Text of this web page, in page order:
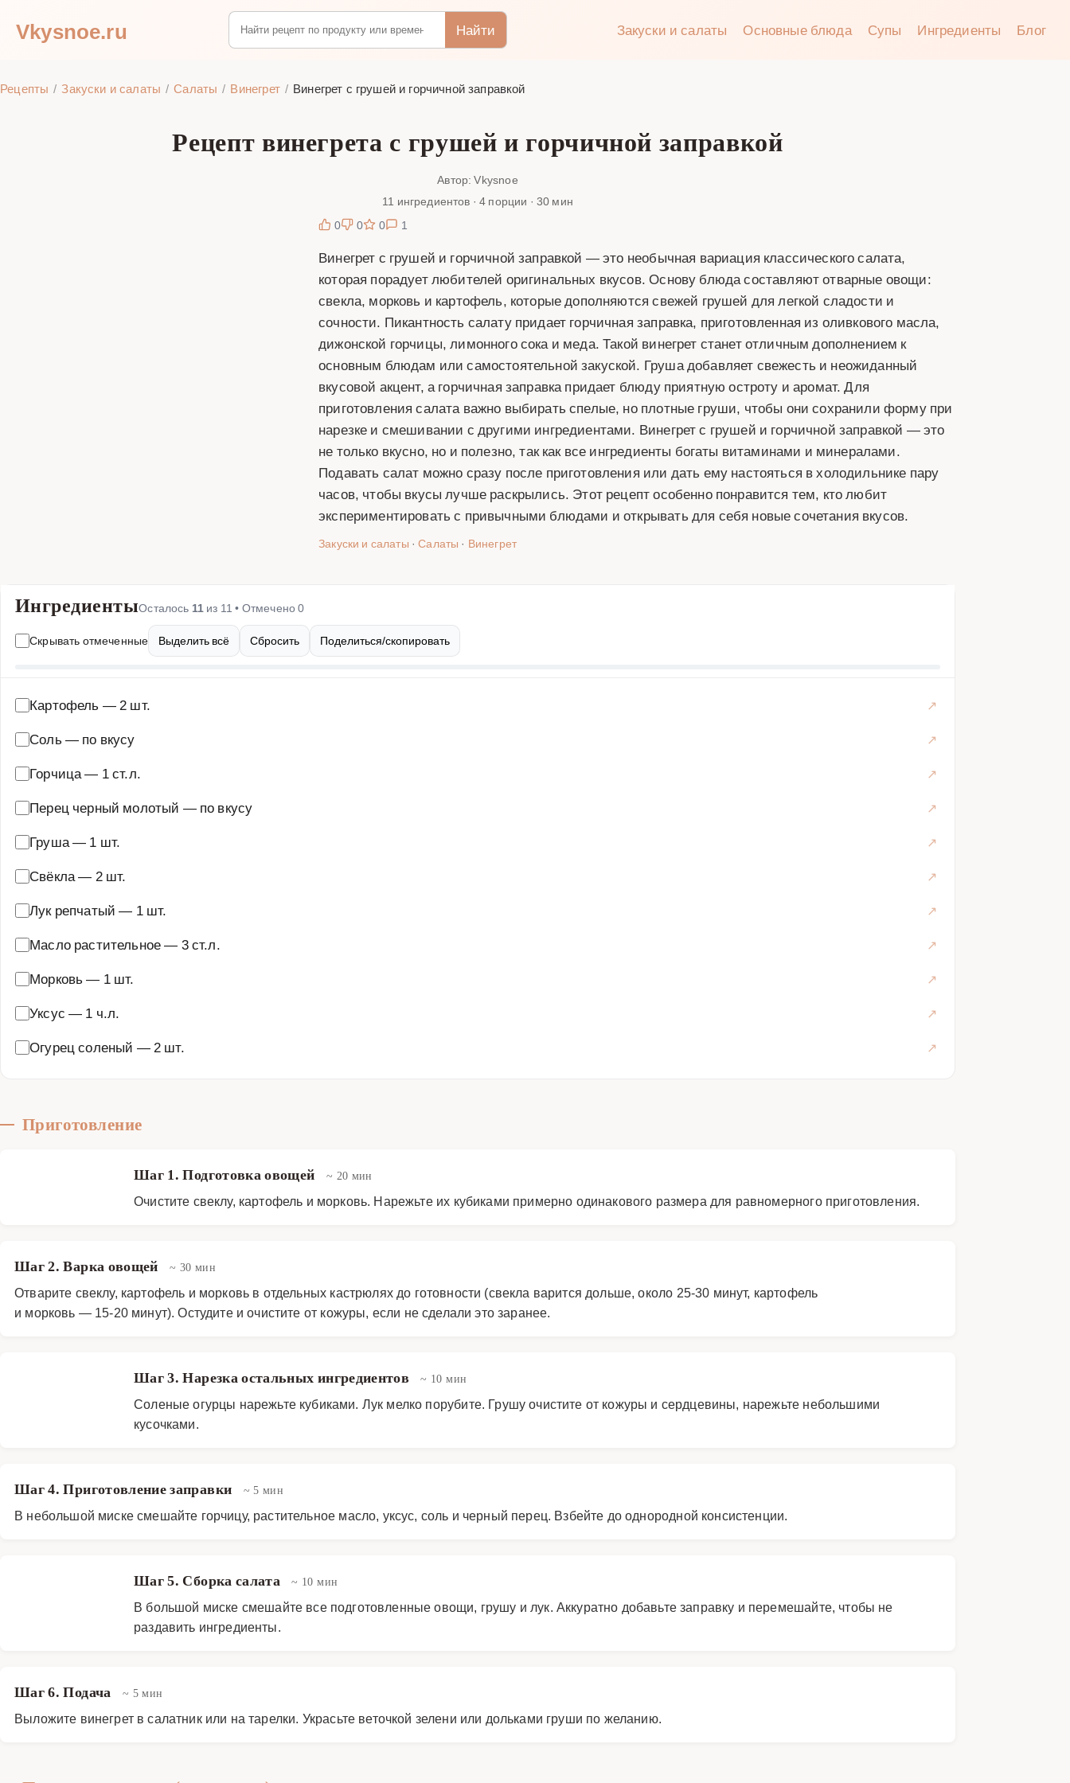
Vkysnoe.ru Найти Закуски и салаты Основные блюда Супы Ингредиенты Блог
Рецепты Закуски и салаты Салаты Винегрет Винегрет с грушей и горчичной заправкой
Рецепт винегрета с грушей и горчичной заправкой
Автор: Vkysnoe
11 ингредиентов · 4 порции · 30 мин
0
0 0 1
Винегрет с грушей и горчичной заправкой — это необычная вариация классического салата,
которая порадует любителей оригинальных вкусов. Основу блюда составляют отварные овощи:
свекла, морковь и картофель, которые дополняются свежей грушей для легкой сладости и
сочности. Пикантность салату придает горчичная заправка, приготовленная из оливкового масла,
дижонской горчицы, лимонного сока и меда. Такой винегрет станет отличным дополнением к
основным блюдам или самостоятельной закуской. Груша добавляет свежесть и неожиданный
вкусовой акцент, а горчичная заправка придает блюду приятную остроту и аромат. Для
приготовления салата важно выбирать спелые, но плотные груши, чтобы они сохранили форму при
нарезке и смешивании с другими ингредиентами. Винегрет с грушей и горчичной заправкой — это
не только вкусно, но и полезно, так как все ингредиенты богаты витаминами и минералами.
Подавать салат можно сразу после приготовления или дать ему настояться в холодильнике пару
часов, чтобы вкусы лучше раскрылись. Этот рецепт особенно понравится тем, кто любит
экспериментировать с привычными блюдами и открывать для себя новые сочетания вкусов.
Закуски и салаты ·Салаты · Винегрет
ИнгредиентыОсталось 11 из 11 • Отмечено0
Скрывать отмеченные Выделить всё Сбросить Поделиться/скопировать
Картофель — 2 шт.
Соль — по вкусу
Горчица— 1 ст.л.
Перец черный молотый — по вкусу
Груша— 1 шт.
Свёкла— 2 шт.
Лук репчатый — 1 шт.
Масло растительное— 3 ст.л.
Морковь — 1 шт.
Уксус — 1 ч.л.
Огурец соленый — 2 шт.
Приготовление
Шаг 1. Подготовка овощей ~ 20 мин
Очистите свеклу, картофель и морковь. Нарежьте их кубиками примерно одинакового размера для равномерного приготовления.
Шаг 2. Варка овощей ~ 30 мин
Отварите свеклу, картофель и морковь в отдельных кастрюлях до готовности (свекла варится дольше, около 25-30 минут, картофель
и морковь — 15-20 минут). Остудите и очистите от кожуры, если не сделали это заранее.
Шаг 3. Нарезка остальных ингредиентов ~ 10 мин
Соленые огурцы нарежьте кубиками. Лук мелко порубите. Грушу очистите от кожуры и сердцевины, нарежьте небольшими
кусочками.
Шаг 4. Приготовление заправки ~ 5 мин
В небольшой миске смешайте горчицу, растительное масло, уксус, соль и черный перец. Взбейте до однородной консистенции.
Шаг 5. Сборка салата ~ 10 мин
В большой миске смешайте все подготовленные овощи, грушу и лук. Аккуратно добавьте заправку и перемешайте, чтобы не
раздавить ингредиенты.
Шаг 6. Подача ~ 5 мин
Выложите винегрет в салатник или на тарелки. Украсьте веточкой зелени или дольками груши по желанию.